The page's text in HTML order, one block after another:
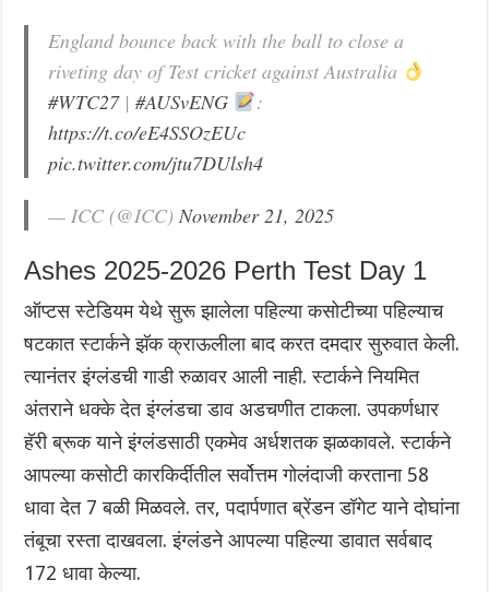
England bounce back with the ball to close a
riveting day of Test cricket against Australia
#WTC27|#AUSvENG
:
https://t.co/eE4SSOzEUc
pic.twitter.com/jtu7DUlsh4
— ICC (@ICC)November 21, 2025
Ashes 2025-2026 Perth Test Day 1
ऑप्टस स्टेडियम येथे सुरू झालेला पहिल्या कसोटीच्या पहिल्याच
षटकात स्टार्कने झॅक क्राऊलीला बाद करत दमदार सुरुवात केली.
त्यानंतर इंग्लंडची गाडी रुळावर आली नाही. स्टार्कने नियमित
अंतराने धक्के देत इंग्लंडचा डाव अडचणीत टाकला. उपकर्णधार
हॅरी ब्रूक याने इंग्लंडसाठी एकमेव अर्धशतक झळकावले. स्टार्कने
आपल्या कसोटी कारकिर्दीतील सर्वोत्तम गोलंदाजी करताना 58
धावा देत 7 बळी मिळवले. तर, पदार्पणात ब्रेंडन डॉगेट याने दोघांना
तंबूचा रस्ता दाखवला. इंग्लंडने आपल्या पहिल्या डावात सर्वबाद
172 धावा केल्या.